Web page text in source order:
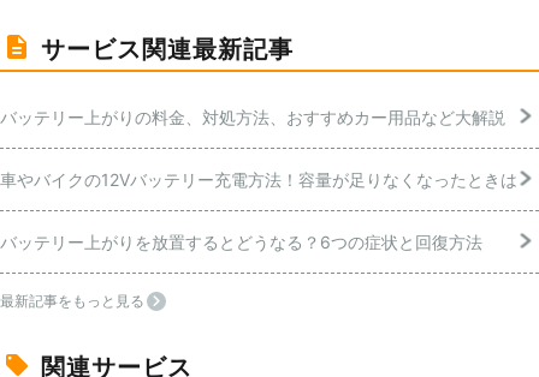
サービス関連最新記事
バッテリー上がりの料金、対処方法、おすすめカー用品など大解説
車やバイクの12Vバッテリー充電方法！容量が足りなくなったときは
バッテリー上がりを放置するとどうなる？6つの症状と回復方法
最新記事をもっと見る
関連サービス